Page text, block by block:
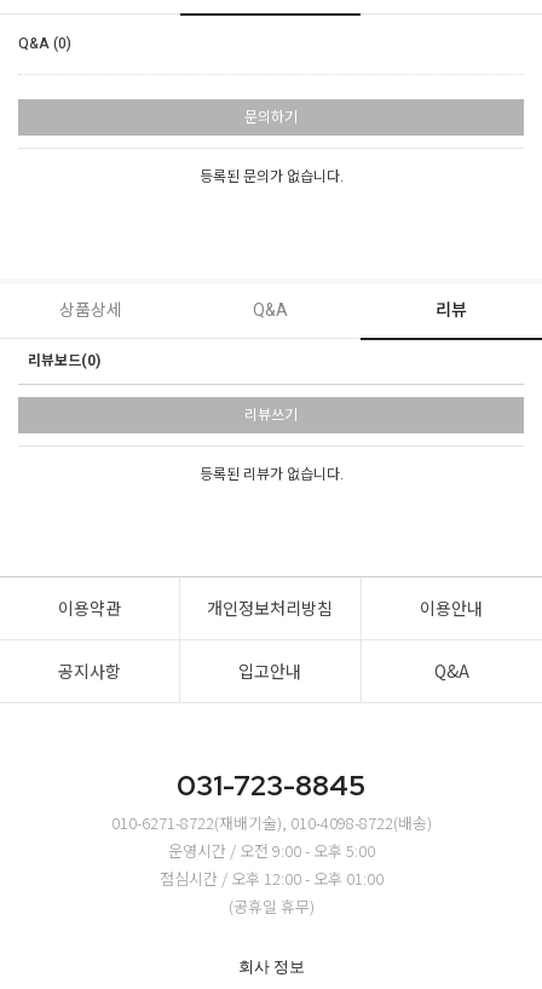
Q&A (0)
문의하기
등록된 문의가 없습니다.
상품상세 Q&A 리뷰
리뷰보드(0)
리뷰쓰기
등록된 리뷰가 없습니다.
이용약관 개인정보처리방침 이용안내
공지사항 입고안내 Q&A
031-723-8845
010-6271-8722(재배기술), 010-4098-8722(배송)
운영시간 / 오전 9:00 - 오후 5:00
점심시간 / 오후 12:00 - 오후 01:00
(공휴일 휴무)
회사 정보